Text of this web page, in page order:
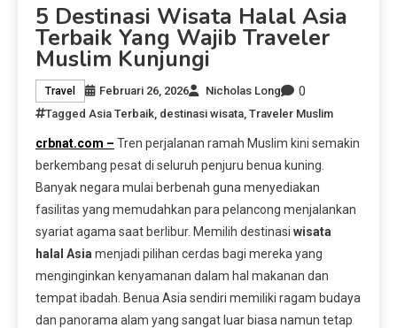
5 Destinasi Wisata Halal Asia
Terbaik Yang Wajib Traveler
Muslim Kunjungi
Travel Februari 26, 2026 Nicholas Long 0
Tagged Asia Terbaik destinasi wisata Traveler Muslim
crbnat.com – Tren perjalanan ramah Muslim kini semakin
berkembang pesat di seluruh penjuru benua kuning.
Banyak negara mulai berbenah guna menyediakan
fasilitas yang memudahkan para pelancong menjalankan
syariat agama saat berlibur. Memilih destinasi wisata
halal Asia menjadi pilihan cerdas bagi mereka yang
menginginkan kenyamanan dalam hal makanan dan
tempat ibadah. Benua Asia sendiri memiliki ragam budaya
dan panorama alam yang sangat luar biasa namun tetap